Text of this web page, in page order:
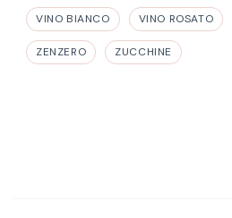
VINO BIANCO VINO ROSATO
ZENZERO ZUCCHINE